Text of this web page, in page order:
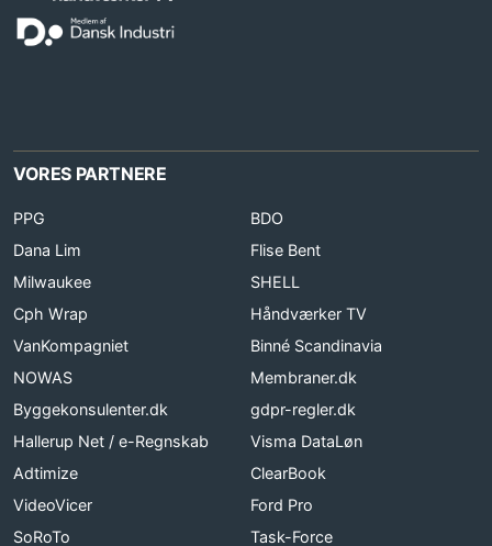
VORES PARTNERE
PPG
BDO
Dana Lim
Flise Bent
Milwaukee
SHELL
Cph Wrap
Håndværker TV
VanKompagniet
Binné Scandinavia
NOWAS
Membraner.dk
Byggekonsulenter.dk
gdpr-regler.dk
Hallerup Net / e-Regnskab
Visma DataLøn
Adtimize
ClearBook
VideoVicer
Ford Pro
SoRoTo
Task-Force